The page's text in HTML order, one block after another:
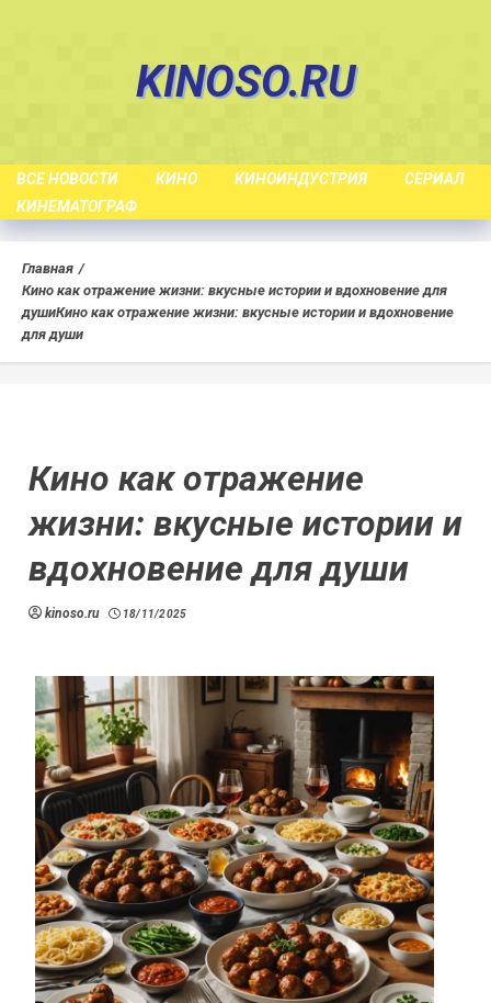
KINOSO.RU
ВСЕ НОВОСТИ КИНО КИНОИНДУСТРИЯ
СЕРИАЛ
КИНЕМАТОГРАФ
Главная
Кино как отражение жизни: вкусные истории и вдохновение для
душиКино как отражение жизни: вкусные истории и вдохновение
для души
Кино как отражение
жизни: вкусные истории и
вдохновение для души
kinoso.ru 18/11/2025